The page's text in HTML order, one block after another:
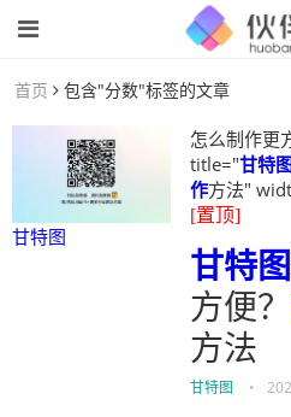
首页 包含"分数"标签的文章
甘特图
怎么制作更
title="甘特
作方法"
[置顶]
甘特图
方便？
方法
甘特图 •